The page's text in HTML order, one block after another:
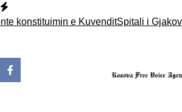
Skip
to
e KuvenditSpitali i Gjakovës